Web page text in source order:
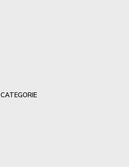
CATEGORIE